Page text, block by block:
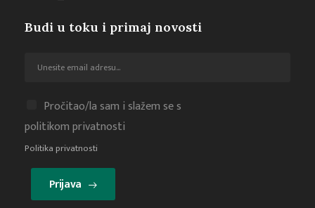
Budi u toku i primaj novosti
Pročitao/la sam i slažem se s
politikom privatnosti
Politika privatnosti
Prijava